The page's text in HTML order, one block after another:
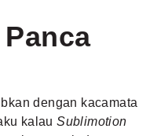
dengan kacamata
kalauSublimotion